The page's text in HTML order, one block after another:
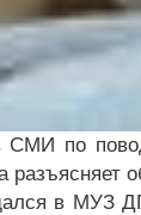
по
разъясняет
в МУЗ